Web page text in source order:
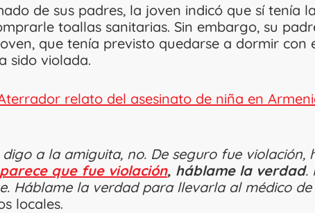
de sus padres, la joven indicó que sí tenía
toallas sanitarias. Sin embargo, su
que tenía previsto quedarse a dormir con
sido violada.
relato del asesinato de niña en
digo a la amiguita, no. De seguro fue violación,
parece que fue violación, háblame la verdad.
Háblame la verdad para llevarla al médico de
locales.